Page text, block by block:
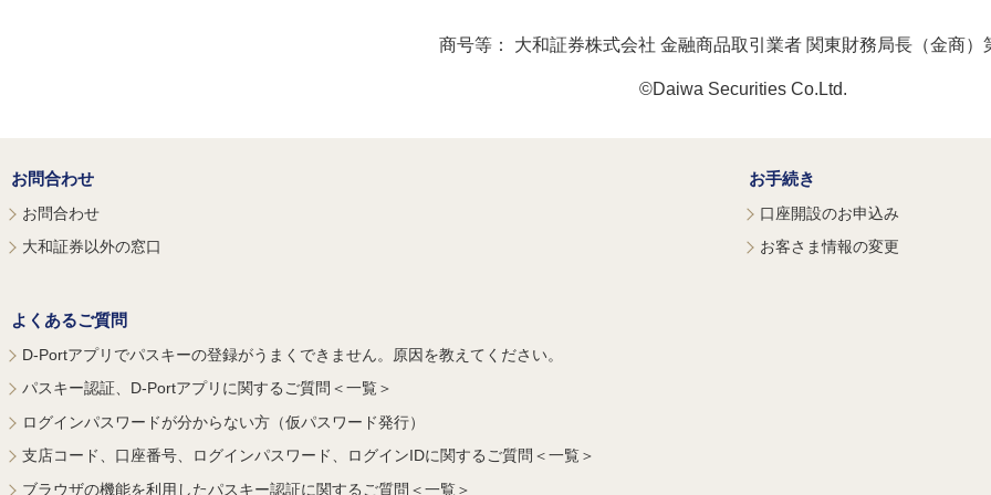
商号等： 大和証券株式会社 金融商品取引業者 関東財務局長（金商）
©Daiwa Securities Co.Ltd.
お問合わせ
お問合わせ
大和証券以外の窓口
お手続き
口座開設のお申込み
お客さま情報の変更
よくあるご質問
D-Portアプリでパスキーの登録がうまくできません。原因を教えてください。
パスキー認証、D-Portアプリに関するご質問＜一覧＞
ログインパスワードが分からない方（仮パスワード発行）
支店コード、口座番号、ログインパスワード、ログインIDに関するご質問＜一覧＞
ブラウザの機能を利用したパスキー認証に関するご質問＜一覧＞